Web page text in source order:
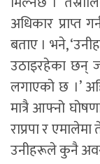
अधिकार
बताए । भने,
उठाइरहेका छन्
लगाएको छ ।’
मात्रै आफ्नो
राप्रपा र
उनीहरूले कुनै